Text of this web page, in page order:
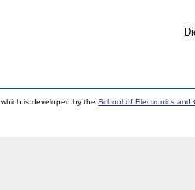
which is developed by theSchool of Electronics and